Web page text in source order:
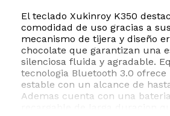
El teclado Xukinroy K350
comodidad de uso gracias a
mecanismo de tijera y diseño
chocolate que garantizan una
silenciosa fluida y agradable.
tecnologia Bluetooth 3.0 ofrece
estable con un alcance de
Ademas cuenta con una